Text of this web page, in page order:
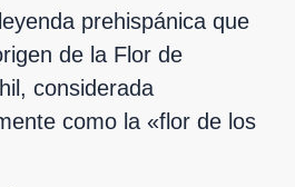
prehispánica que
de la Flor de
considerada
como la «flor de los